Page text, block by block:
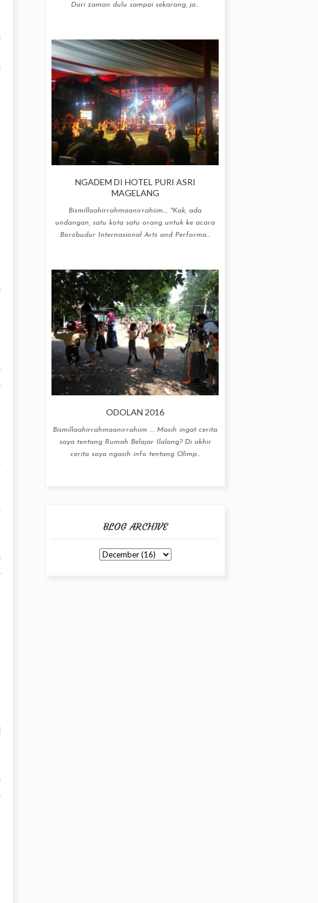
Dari zaman dulu sampai sekarang, ja...
NGADEM DI HOTEL PURI ASRI
MAGELANG
Bismillaahirrahmaanirrahiim.... "Kak, ada
undangan, satu kota satu orang untuk ke acara
Borobudur Internasional Arts and Performa...
ODOLAN 2016
Bismillaahirrahmaanirrahiim .... Masih ingat cerita
saya tentang Rumah Belajar Ilalang? Di akhir
cerita saya ngasih info tentang Olimp...
BLOG ARCHIVE